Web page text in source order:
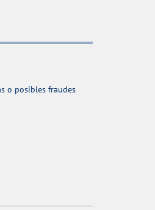
o posibles fraudes